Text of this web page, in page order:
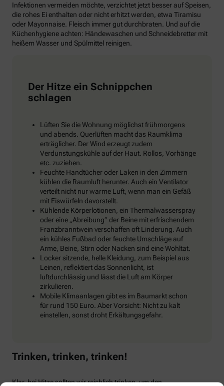
Infektionen vermeiden möchte, verzichtet jetzt besser auf Speisen,
die rohes Ei enthalten oder nicht erhitzt werden, etwa Tiramisu
oder Mayonnaise. Fleisch immer gut durchbraten. Und auf die
Küchenhygiene achten: Händewaschen und Schneidebretter mit
heißem Wasser und Spülmittel reinigen.
Der Hitze ein Schnippchen
schlagen
Lüften Sie die Wohnung möglichst frühmorgens
und abends. Querlüften macht das Raumklima
erträglicher. Der Wind erzeugt zudem
Verdunstungskühle auf der Haut. Rollos, Vorhänge
etc. zuziehen.
Feuchte Handtücher oder Laken in den Zimmern
kühlen die Raumluft herunter. Auch ein Ventilator
verteilt nicht nur warme Luft, wenn man ein Gefäß
mit Eiswürfeln davorstellt.
Kühlende Körperlotionen, ein Thermalwasserspray
oder eine „Abreibung“ der Beine mit erfrischendem
Franzbranntwein verschaffen oft Linderung. Auch
ein kühles Fußbad oder feuchte Umschläge auf
Arme, Beine, Stirn oder Nacken sind eine Wohltat.
Locker sitzende, helle Kleidung, zum Beispiel aus
Leinen, reflektiert das Sonnenlicht, ist
luftdurchlässig und lässt die Luft am Körper
zirkulieren.
Mobile Klimaanlagen gibt es im Baumarkt schon
für rund 150 Euro. Aber Vorsicht: Nicht zu kalt
einstellen, sonst droht Erkältungsgefahr.
Trinken, trinken, trinken!
Klar, bei Hitze sollten wir reichlich trinken, um den